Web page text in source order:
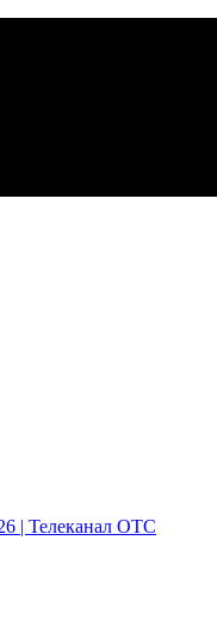
| Телеканал ОТС